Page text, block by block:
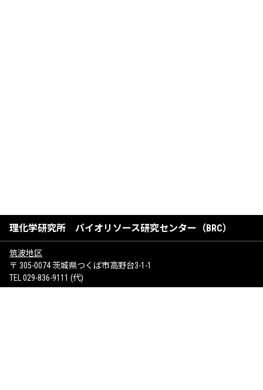
理化学研究所 バイオリソース研究センター（BRC）
筑波地区
〒 305-0074 茨城県つくば市高野台3-1-1
TEL 029-836-9111 (代)